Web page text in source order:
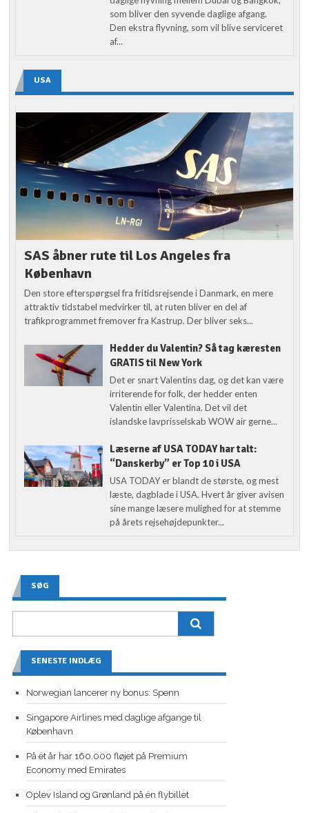
som bliver den syvende daglige afgang.
Den ekstra flyvning, som vil blive serviceret
af...
USA
SAS åbner rute til Los Angeles fra
København
Den store efterspørgsel fra fritidsrejsende i Danmark, en mere
attraktiv tidstabel medvirker til, at ruten bliver en del af
trafikprogrammet fremover fra Kastrup. Der bliver seks...
Hedder du Valentin? Så tag kæresten
GRATIS til New York
Det er snart Valentins dag, og det kan være
irriterende for folk, der hedder enten
Valentin eller Valentina. Det vil det
islandske lavprisselskab WOW air gerne...
Læserne af USA TODAY har talt:
“Danskerby” er Top 10 i USA
USA TODAY er blandt de største, og mest
læste, dagblade i USA. Hvert år giver avisen
sine mange læsere mulighed for at stemme
på årets rejsehøjdepunkter...
SØG
SENESTE INDLÆG
Norwegian lancerer ny bonus: Spenn
Singapore Airlines med daglige afgange til
København
På ét år har 160.000 fløjet på Premium
Economy med Emirates
Oplev Island og Grønland på én flybillet